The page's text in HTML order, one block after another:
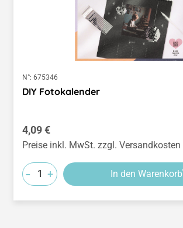
N°: 675346
DIY Fotokalender
Regulärer Preis:
4,09 €
Preise inkl. MwSt. zzgl. Versandkosten
- + In den Warenkorb